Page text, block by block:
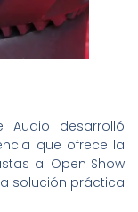
Audio desarrolló
que ofrece la
al Open Show
solución práctica